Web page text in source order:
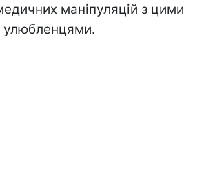
маніпуляцій з цими
улюбленцями.